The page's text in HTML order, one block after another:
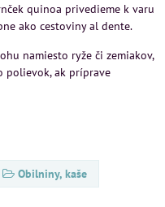
quinoa privedieme k varu
ako cestoviny al dente.
namiesto ryže či zemiakov,
polievok, ak príprave
Obilniny, kaše